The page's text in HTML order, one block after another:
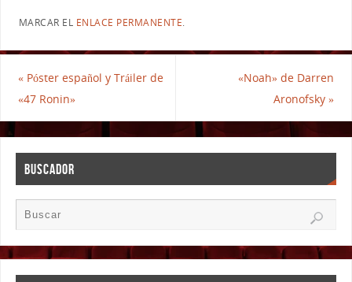
MARCAR EL ENLACE PERMANENTE.
«Póster español y Tráiler de
«47 Ronin»
«Noah» de Darren
Aronofsky»
BUSCADOR